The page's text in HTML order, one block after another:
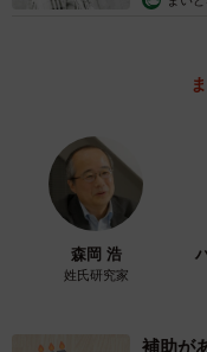
森岡 浩
姓氏研究家
補助が